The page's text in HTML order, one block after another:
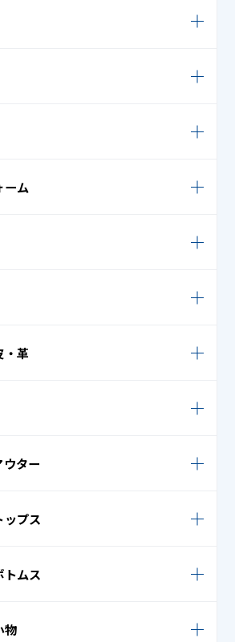
ト
ート
ック
手袋
ーム
ブ
オル・バスタオル
・革
ウター
ト)
ップス
トムス
物